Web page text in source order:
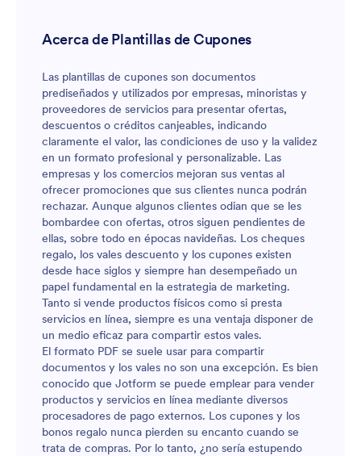
Acerca de Plantillas de Cupones
Las plantillas de cupones son documentos
prediseñados y utilizados por empresas, minoristas y
proveedores de servicios para presentar ofertas,
descuentos o créditos canjeables, indicando
claramente el valor, las condiciones de uso y la validez
en un formato profesional y personalizable. Las
empresas y los comercios mejoran sus ventas al
ofrecer promociones que sus clientes nunca podrán
rechazar. Aunque algunos clientes odian que se les
bombardee con ofertas, otros siguen pendientes de
ellas, sobre todo en épocas navideñas. Los cheques
regalo, los vales descuento y los cupones existen
desde hace siglos y siempre han desempeñado un
papel fundamental en la estrategia de marketing.
Tanto si vende productos físicos como si presta
servicios en línea, siempre es una ventaja disponer de
un medio eficaz para compartir estos vales.
El formato PDF se suele usar para compartir
documentos y los vales no son una excepción. Es bien
conocido que Jotform se puede emplear para vender
productos y servicios en línea mediante diversos
procesadores de pago externos. Los cupones y los
bonos regalo nunca pierden su encanto cuando se
trata de compras. Por lo tanto, ¿no sería estupendo